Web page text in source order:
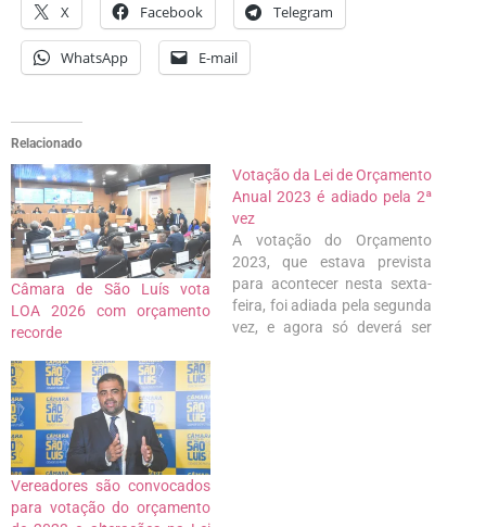
X Facebook Telegram
WhatsApp E-mail
Relacionado
Câmara de São Luís vota
LOA 2026 com orçamento
recorde
Votação da Lei de Orçamento
Anual 2023 é adiado pela 2ª
vez
A votação do Orçamento
2023, que estava prevista
para acontecer nesta sexta-
feira, foi adiada pela segunda
vez, e agora só deverá ser
Vereadores são convocados
para votação do orçamento